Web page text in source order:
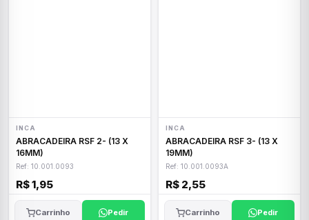
INCA
ABRACADEIRA RSF 2- (13 X
16MM)
Ref: 10.001.0093
R$ 1,95
Carrinho Pedir
INCA
ABRACADEIRA RSF 3- (13 X
19MM)
Ref: 10.001.0093A
R$ 2,55
Carrinho Pedir